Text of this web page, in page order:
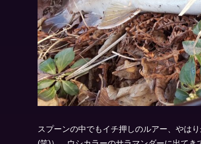
スプーンの中でもイチ押しのルアー、やは